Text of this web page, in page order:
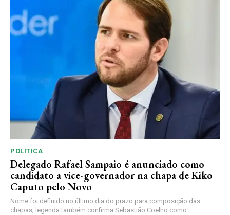
POLÍTICA
Delegado Rafael Sampaio é anunciado como
candidato a vice-governador na chapa de Kiko
Caputo pelo Novo
Nome foi definido no último dia do prazo para composição das
chapas; legenda também confirma Sebastião Coelho como...